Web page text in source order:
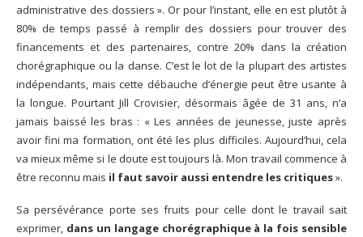
administrative des dossiers ». Or pour l’instant, elle en est plutôt à
80% de temps passé à remplir des dossiers pour trouver des
financements et des partenaires, contre 20% dans la création
chorégraphique ou la danse. C’est le lot de la plupart des artistes
indépendants, mais cette débauche d’énergie peut être usante à
la longue. Pourtant Jill Crovisier, désormais âgée de 31 ans, n’a
jamais baissé les bras : « Les années de jeunesse, juste après
avoir fini ma formation, ont été les plus difficiles. Aujourd’hui, cela
va mieux même si le doute est toujours là. Mon travail commence à
être reconnu mais il faut savoir aussi entendre les critiques».
Sa persévérance porte ses fruits pour celle dont le travail sait
exprimer, dans un langage chorégraphique à la fois sensible